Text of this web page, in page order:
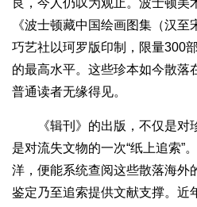
良，今人仍叹为观止。波士顿美
《波士顿藏中国绘画图集（汉
巧艺社以珂罗版印制，限量300
的最高水平。这些珍本如今散落
普通读者无缘得见。
《辑刊》的出版，不仅是对
是对流失文物的一次“纸上追索”
洋，便能系统查阅这些散落海外
鉴定乃至追索提供文献支撑。近